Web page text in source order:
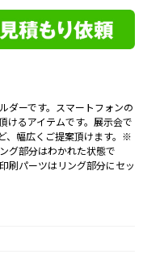
ダーです。スマートフォンの
けるアイテムです。展示会で
、幅広くご提案頂けます。※
グ部分はわかれた状態で
刷パーツはリング部分にセッ